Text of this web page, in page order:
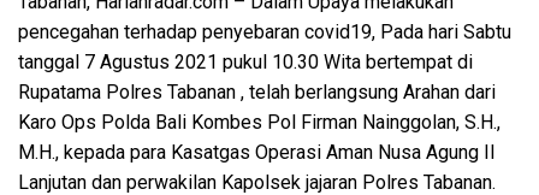
pencegahan terhadap penyebaran covid19, Pada hari Sabtu
tanggal 7 Agustus 2021 pukul 10.30 Wita bertempat di
Rupatama Polres Tabanan , telah berlangsung Arahan dari
Karo Ops Polda Bali Kombes Pol Firman Nainggolan, S.H.,
M.H., kepada para Kasatgas Operasi Aman Nusa Agung II
Lanjutan dan perwakilan Kapolsek jajaran Polres Tabanan.